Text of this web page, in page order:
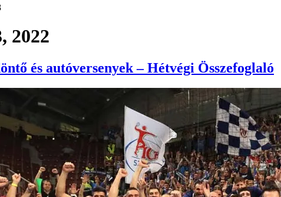
2022
és autóversenyek – Hétvégi Összefoglaló